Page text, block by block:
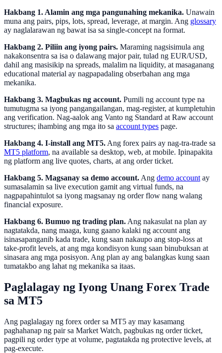
Hakbang 1. Alamin ang mga pangunahing mekanika. Unawain
muna ang pairs, pips, lots, spread, leverage, at margin. Ang glossary
ay naglalarawan ng bawat isa sa single-concept na format.
Hakbang 2. Piliin ang iyong pairs. Maraming nagsisimula ang
nakakonsentra sa isa o dalawang major pair, tulad ng EUR/USD,
dahil ang masisikip na spreads, malalim na liquidity, at masaganang
educational material ay nagpapadaling obserbahan ang mga
mekanika.
Hakbang 3. Magbukas ng account. Pumili ng account type na
tumutugma sa iyong pangangailangan, mag-register, at kumpletuhin
ang verification. Nag-aalok ang Vanto ng Standard at Raw account
structures; ihambing ang mga ito sa account types page.
Hakbang 4. I-install ang MT5. Ang forex pairs ay nag-tra-trade sa
MT5 platform, na available sa desktop, web, at mobile. Ipinapakita
ng platform ang live quotes, charts, at ang order ticket.
Hakbang 5. Magsanay sa demo account. Ang demo account ay
sumasalamin sa live execution gamit ang virtual funds, na
nagpapahintulot sa iyong magsanay ng order flow nang walang
financial exposure.
Hakbang 6. Bumuo ng trading plan. Ang nakasulat na plan ay
nagtatakda, nang maaga, kung gaano kalaki ng account ang
isinasapanganib kada trade, kung saan nakaupo ang stop-loss at
take-profit levels, at ang mga kondisyon kung saan binubuksan at
sinasara ang mga posisyon. Ang plan ay ang balangkas kung saan
tumatakbo ang lahat ng mekanika sa itaas.
Paglalagay ng Iyong Unang Forex Trade
sa MT5
Ang paglalagay ng forex order sa MT5 ay may kasamang
paghahanap ng pair sa Market Watch, pagbukas ng order ticket,
pagpili ng order type at volume, pagtatakda ng protective levels, at
pag-execute.